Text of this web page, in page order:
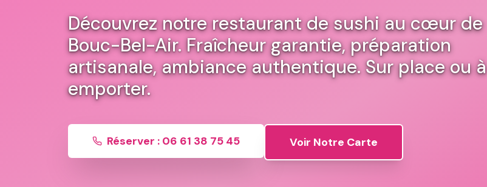
Découvrez notre restaurant de sushi au cœur de
Bouc-Bel-Air. Fraîcheur garantie, préparation
artisanale, ambiance authentique. Sur place ou à
emporter.
Réserver : 06 61 38 75 45 Voir Notre Carte